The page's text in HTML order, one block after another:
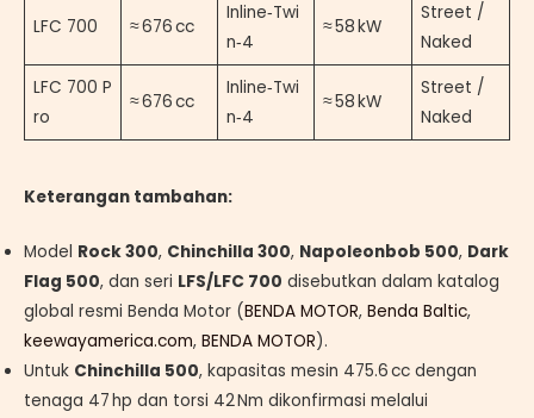
LFC 700 ≈ 676 cc
Inline‑Twi
n‑4
≈ 58 kW
Street /
Naked
LFC 700 P
ro
≈ 676 cc
Inline‑Twi
n‑4
≈ 58 kW
Street /
Naked
Keterangan tambahan:
Model Rock 300, Chinchilla 300, Napoleonbob 500, Dark
Flag 500, dan seri LFS/LFC 700 disebutkan dalam katalog
global resmi Benda Motor (BENDA MOTOR, Benda Baltic,
keewayamerica.com, BENDA MOTOR).
Untuk Chinchilla 500, kapasitas mesin 475.6 cc dengan
tenaga 47 hp dan torsi 42 Nm dikonfirmasi melalui